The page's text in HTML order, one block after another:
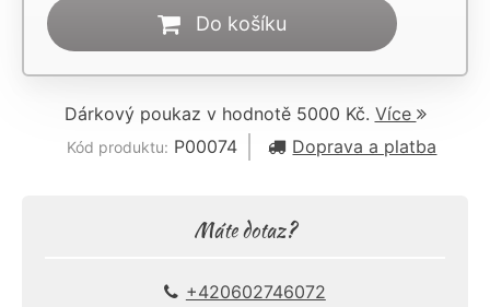
Do košíku
Dárkový poukaz v hodnotě 5000 Kč. Více
Kód produktu: P00074 Doprava a platba
Máte dotaz?
+420602746072